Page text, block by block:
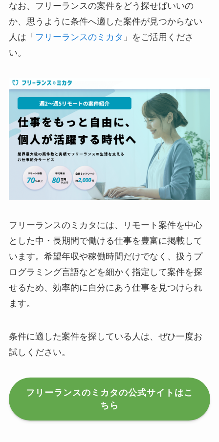
なお、フリーランスの案件をどう探せばいいの
か、思うように条件へ適した案件が見つからない
人は「 フリーランスのミカタ 」をご活用くださ
い。
フリーランスのミカタには、リモート案件を中心
とした中・長期間で働ける仕事を豊富に掲載して
います。希望年収や稼働時間だけでなく、扱うプ
ログラミング言語などを細かく指定して案件を探
せるため、効率的に自分にあう仕事を見つけられ
ます。
条件に適した案件を探している人は、ぜひ一度お
試しください。
フリーランスのミカタの公式サイトはこ
ちら